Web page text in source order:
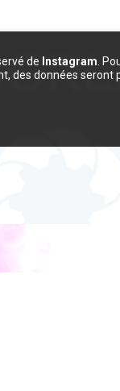
de Instagram .
des données seront